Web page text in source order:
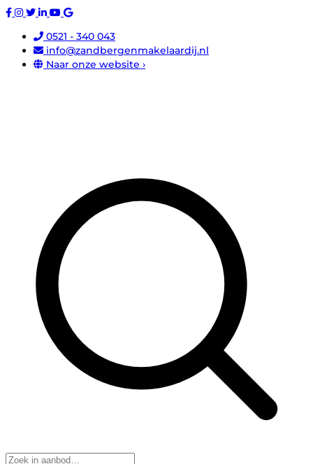
0521 - 340 043
info@zandbergenmakelaardij.nl
Naar onze website ›